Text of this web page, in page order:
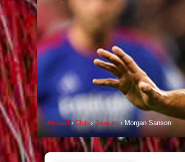
Accueil › Club›Joueurs› Morgan Sanson